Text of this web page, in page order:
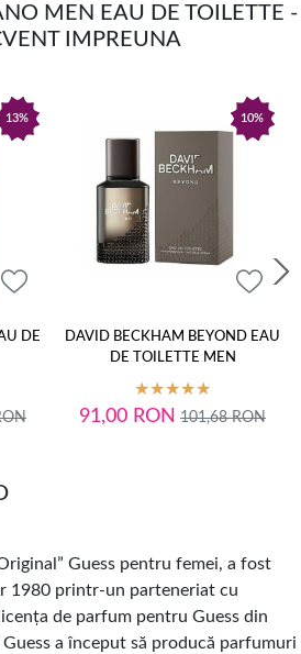
MEN EAU DE TOILETTE -
IMPREUNA
13%
DE
10%
DAVID BECKHAM BEYOND EAU
DE TOILETTE MEN
91,00 RON 101,68RON
Guess pentru femei, a fost
1980 printr-un parteneriat cu
de parfum pentru Guess din
a început să producă parfumuri